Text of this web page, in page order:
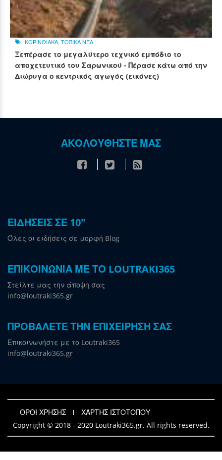
ΚΟΡΙΝΘΙΑΚΑ, ΤΟΠΙΚΑ ΝΕΑ
Ξεπέρασε το μεγαλύτερο τεχνικό εμπόδιο το
αποχετευτικό του Σαρωνικού - Πέρασε κάτω από την
Διώρυγα ο κεντρικός αγωγός (εικόνες)
ΑΚΟΛΟΥΘΗΣΤΕ ΜΑΣ
ΕΙΔΗΣΕΙΣ ΣΕ 10"
Όλες οι ειδήσεις σε μορφή Blog
ΕΠΙΚΟΙΝΩΝΙΑ ΜΕ ΤΟ LOUTRAKI365
Στείλτε μας την άποψη σας
info@loutraki365.gr
ΠΡΟΒΑΛΕΤΕ ΤΗΝ ΕΠΙΧΕΙΡΗΣΗ ΣΑΣ
Επικοινωνήστε με το Loutraki365
info@loutraki365.gr
ΟΡΟΙ ΧΡΗΣΗΣ
ΧΑΡΤΗΣ ΙΣΤΟΤΟΠΟΥ
Copyright © 2018 - 2020 Loutraki365.gr. All rights reserved.